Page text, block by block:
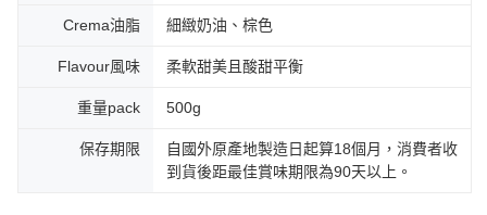
Crema油脂 細緻奶油、棕色
Flavour風味 柔軟甜美且酸甜平衡
重量pack 500g
保存期限
自國外原產地製造日起算18個月，消費者收
到貨後距最佳賞味期限為90天以上。